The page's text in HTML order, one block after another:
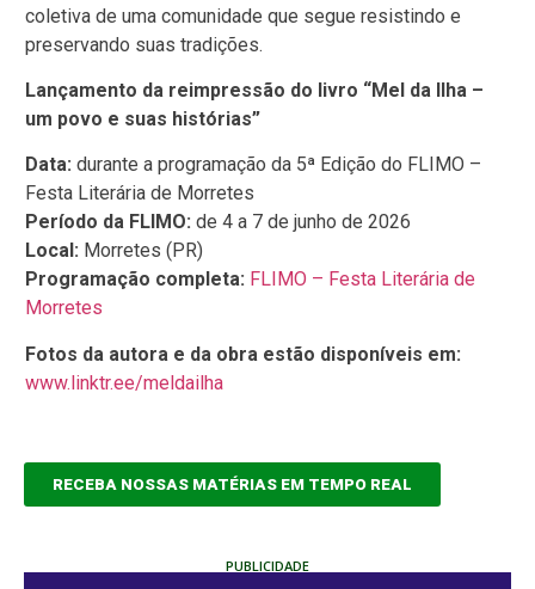
coletiva de uma comunidade que segue resistindo e
preservando suas tradições.
Lançamento da reimpressão do livro “Mel da Ilha –
um povo e suas histórias”
Data: durante a programação da 5ª Edição do FLIMO –
Festa Literária de Morretes
Período da FLIMO: de 4 a 7 de junho de 2026
Local: Morretes (PR)
Programação completa: FLIMO – Festa Literária de
Morretes
Fotos da autora e da obra estão disponíveis em:
www.linktr.ee/meldailha
RECEBA NOSSAS MATÉRIAS EM TEMPO REAL
PUBLICIDADE